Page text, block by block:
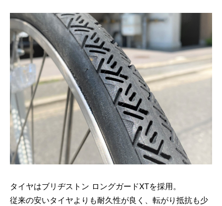
タイヤはブリヂストン ロングガードXTを採用。
従来の安いタイヤよりも耐久性が良く、転がり抵抗も少